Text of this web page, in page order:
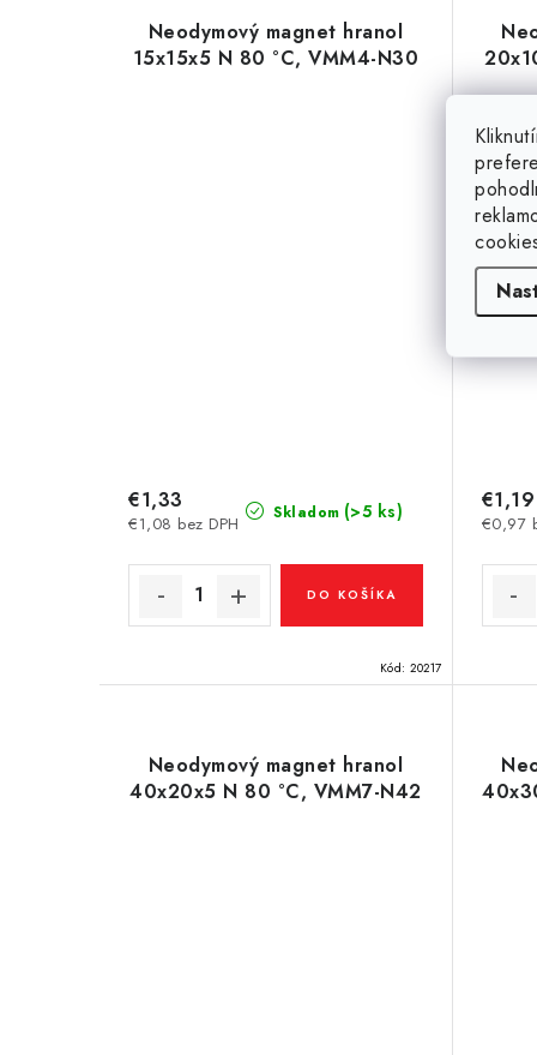
Neodymový magnet hranol
15x15x5 N 80 °C, VMM4-N30
Skladom (>5 ks)
€1,08 bez DPH
€1,33
DO KOŠÍKA
Kód: 20217
€0,97
€1,19
Neodymový magnet hranol
40x20x5 N 80 °C, VMM7-N42